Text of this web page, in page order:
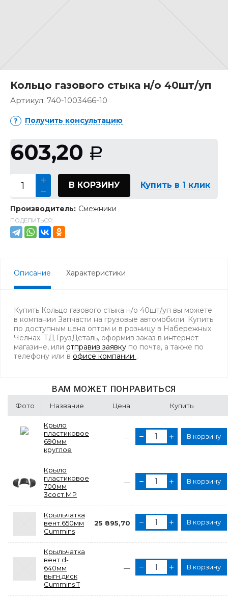
Кольцо газового стыка н/о 40шт/уп
Артикул: 740-1003466-10
Получить консультацию
603,20 Р
В КОРЗИНУ Купить в 1 клик
Производитель: Смежники
ПОДЕЛИТЬСЯ:
Описание Характеристики
Купить Кольцо газового стыка н/о 40шт/уп вы можете
в компании Запчасти на грузовые автомобили. Купить
по доступным цена оптом и в розницу в Набережных
Челнах. ТД ГрузДеталь, оформив заказ в интернет
магазине, или отправив заявку по почте, а также по
телефону или в офисе компании .
ВАМ МОЖЕТ ПОНРАВИТЬСЯ
Фото Название Цена Купить
Крыло
пластиковое
690мм
круглое
— В корзину
Крыло
пластиковое
700мм
3сост.МР
— В корзину
Крыльчатка
вент.650мм
Cummins
25 895,70 В корзину
Крыльчатка
вент.d-
640мм
выгн.диск
Cummins Т
— В корзину